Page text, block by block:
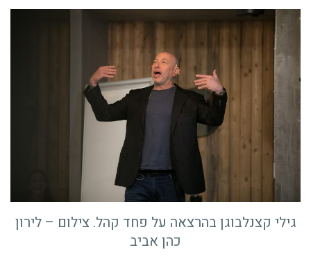
גילי קצנלבוגן בהרצאה על פחד קהל. צילום – לירון
כהן אביב